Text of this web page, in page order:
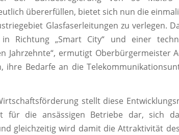
übererfüllen, bietet sich nun die
Glasfaserleitungen zu verlegen.
Richtung „Smart City“ und einer
Jahrzehnte“, ermutigt Oberbürgermeister
ihre Bedarfe an die
stellt diese
für die ansässigen Betriebe dar, sich
gleichzeitig wird damit die Attraktivität